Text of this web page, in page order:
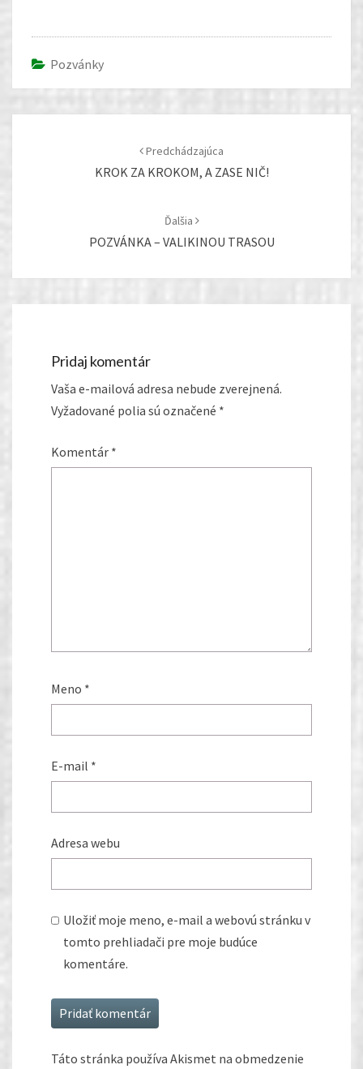
Pozvánky
Predchádzajúca
KROK ZA KROKOM, A ZASE NIČ!
Ďalšia
POZVÁNKA – VALIKINOU TRASOU
Pridaj komentár
Vaša e-mailová adresa nebude zverejnená.
Vyžadované polia sú označené *
Komentár *
Meno *
E-mail *
Adresa webu
Uložiť moje meno, e-mail a webovú stránku v
tomto prehliadači pre moje budúce
komentáre.
Táto stránka používa Akismet na obmedzenie